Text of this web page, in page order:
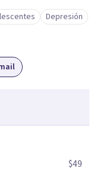
como Olivar del
conocer diversas
Depresión
$49